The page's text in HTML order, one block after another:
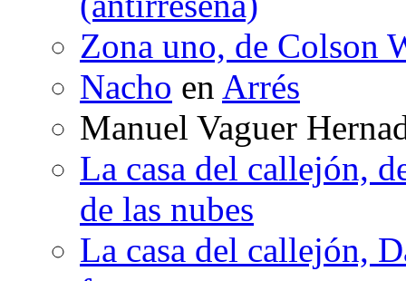
Zona uno, de Colson
Nacho en Arrés
Manuel Vaguer
La casa del callejón,
de las nubes
La casa del callejón,